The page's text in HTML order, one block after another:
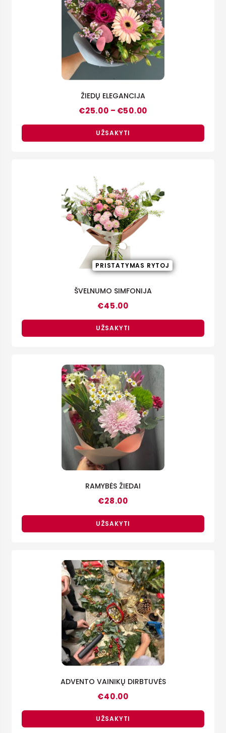
ŽIEDŲ ELEGANCIJA
€25.00 – €50.00
€25.00
€50.00
UŽSAKYTI
PRISTATYMAS RYTOJ
ŠVELNUMO SIMFONIJA
€45.00
UŽSAKYTI
RAMYBĖS ŽIEDAI
€28.00
UŽSAKYTI
ADVENTO VAINIKŲ DIRBTUVĖS
€40.00
UŽSAKYTI